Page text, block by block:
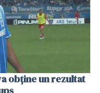
obține un rezultat